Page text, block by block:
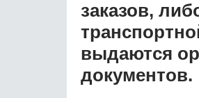
заказов,
выдаются
документов.